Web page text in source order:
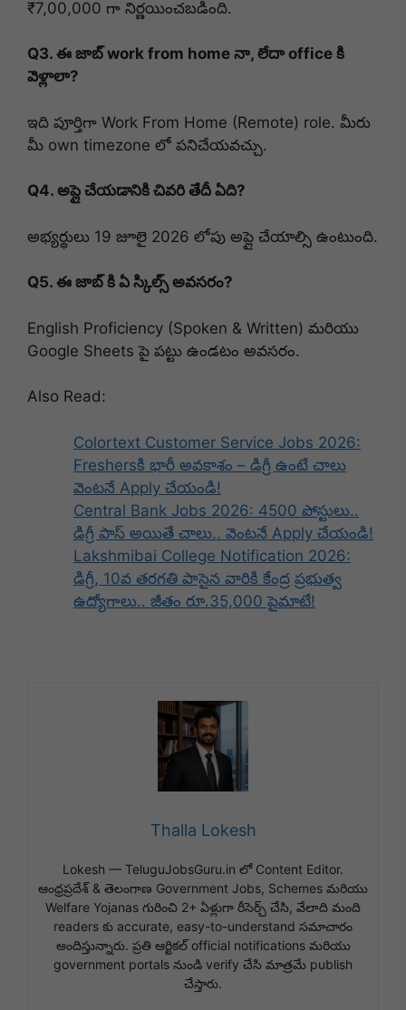
₹7,00,000 గా నిర్ణయించబడింది.
Q3. ఈ జాబ్ work from home నా, లేదా office కి
వెళ్లాలా?
ఇది పూర్తిగా Work From Home (Remote) role. మీరు
మీ own timezone లో పనిచేయవచ్చు.
Q4. అప్లై చేయడానికి చివరి తేదీ ఏది?
అభ్యర్థులు 19 జూలై 2026 లోపు అప్లై చేయాల్సి ఉంటుంది.
Q5. ఈ జాబ్ కి ఏ స్కిల్స్ అవసరం?
English Proficiency (Spoken & Written) మరియు
Google Sheets పై పట్టు ఉండటం అవసరం.
Also Read:
Colortext Customer Service Jobs 2026:
Freshersకి భారీ అవకాశం – డిగ్రీ ఉంటే చాలు
వెంటనే Apply చేయండి!
Central Bank Jobs 2026: 4500 పోస్టులు..
డిగ్రీ పాస్ అయితే చాలు.. వెంటనే Apply చేయండి!
Lakshmibai College Notification 2026:
డిగ్రీ, 10వ తరగతి పాసైన వారికి కేంద్ర ప్రభుత్వ
ఉద్యోగాలు.. జీతం రూ.35,000 పైమాటే!
Thalla Lokesh
Lokesh — TeluguJobsGuru.in లో Content Editor.
ఆంధ్రప్రదేశ్ & తెలంగాణ Government Jobs, Schemes మరియు
Welfare Yojanas గురించి 2+ ఏళ్లుగా రీసెర్చ్ చేసి, వేలాది మంది
readers కు accurate, easy-to-understand సమాచారం
అందిస్తున్నారు. ప్రతి ఆర్టికల్ official notifications మరియు
government portals నుండి verify చేసి మాత్రమే publish
చేస్తారు.